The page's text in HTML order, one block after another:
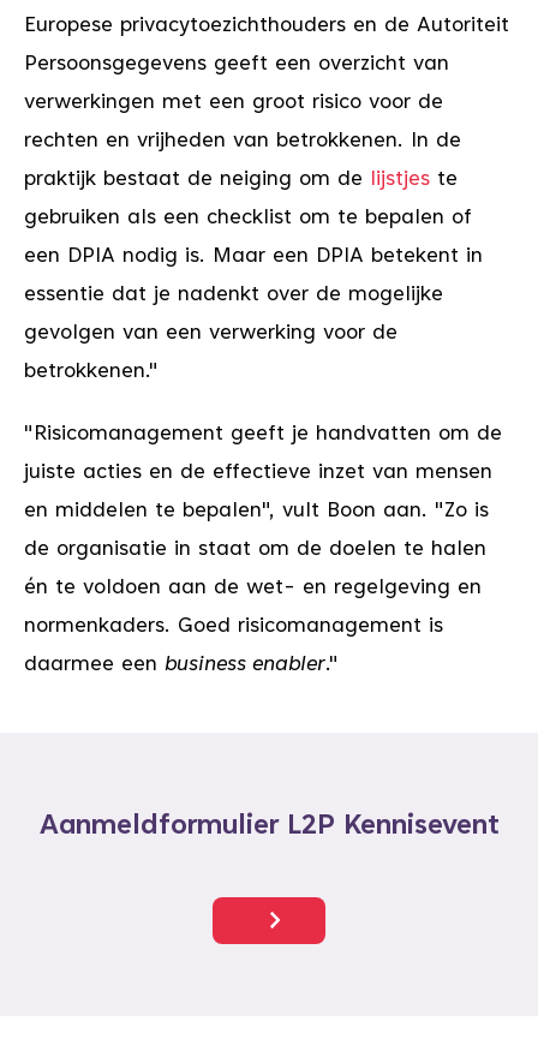
Europese privacytoezichthouders en de Autoriteit
Persoonsgegevens geeft een overzicht van
verwerkingen met een groot risico voor de
rechten en vrijheden van betrokkenen. In de
praktijk bestaat de neiging om de lijstjes te
gebruiken als een checklist om te bepalen of
een DPIA nodig is. Maar een DPIA betekent in
essentie dat je nadenkt over de mogelijke
gevolgen van een verwerking voor de
betrokkenen."
"Risicomanagement geeft je handvatten om de
juiste acties en de effectieve inzet van mensen
en middelen te bepalen", vult Boon aan. "Zo is
de organisatie in staat om de doelen te halen
én te voldoen aan de wet- en regelgeving en
normenkaders. Goed risicomanagement is
daarmee een business enabler."
Aanmeldformulier L2P Kennisevent